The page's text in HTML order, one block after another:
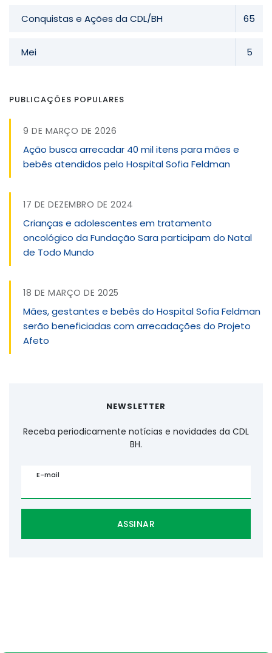
Conquistas e Ações da CDL/BH 65
Mei 5
PUBLICAÇÕES POPULARES
9 DE MARÇO DE 2026
Ação busca arrecadar 40 mil itens para mães e
bebês atendidos pelo Hospital Sofia Feldman
17 DE DEZEMBRO DE 2024
Crianças e adolescentes em tratamento
oncológico da Fundação Sara participam do Natal
de Todo Mundo
18 DE MARÇO DE 2025
Mães, gestantes e bebês do Hospital Sofia Feldman
serão beneficiadas com arrecadações do Projeto
Afeto
NEWSLETTER
Receba periodicamente notícias e novidades da CDL
BH.
E-mail
ASSINAR